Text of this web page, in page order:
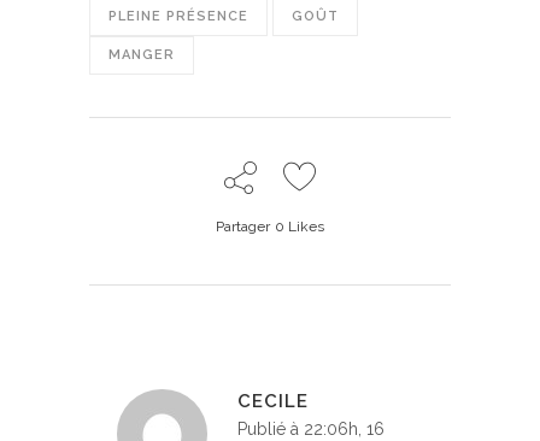
PLEINE PRÉSENCE GOÛT
MANGER
Partager 0 Likes
CECILE
Publié à 22:06h, 16